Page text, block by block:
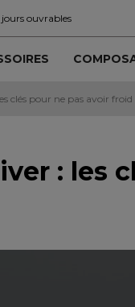
ouvrables
clés pour ne pas avoir froid
: les